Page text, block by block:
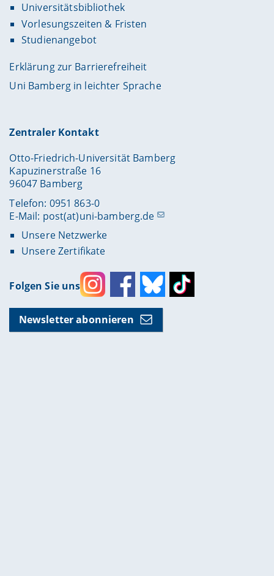
Universitätsbibliothek
Vorlesungszeiten & Fristen
Studienangebot
Erklärung zur Barrierefreiheit
Uni Bamberg in leichter Sprache
Zentraler Kontakt
Otto-Friedrich-Universität Bamberg
Kapuzinerstraße 16
96047 Bamberg
Telefon: 0951 863-0
E-Mail: post(at)uni-bamberg.de
Unsere Netzwerke
Unsere Zertifikate
Folgen Sie uns
InstagramFacebook
Bluesky
Newsletter abonnieren